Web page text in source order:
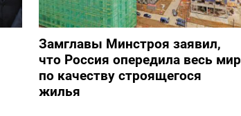
Замглавы Минстроя заявил,
что Россия опередила весь мир
по качеству строящегося
жилья